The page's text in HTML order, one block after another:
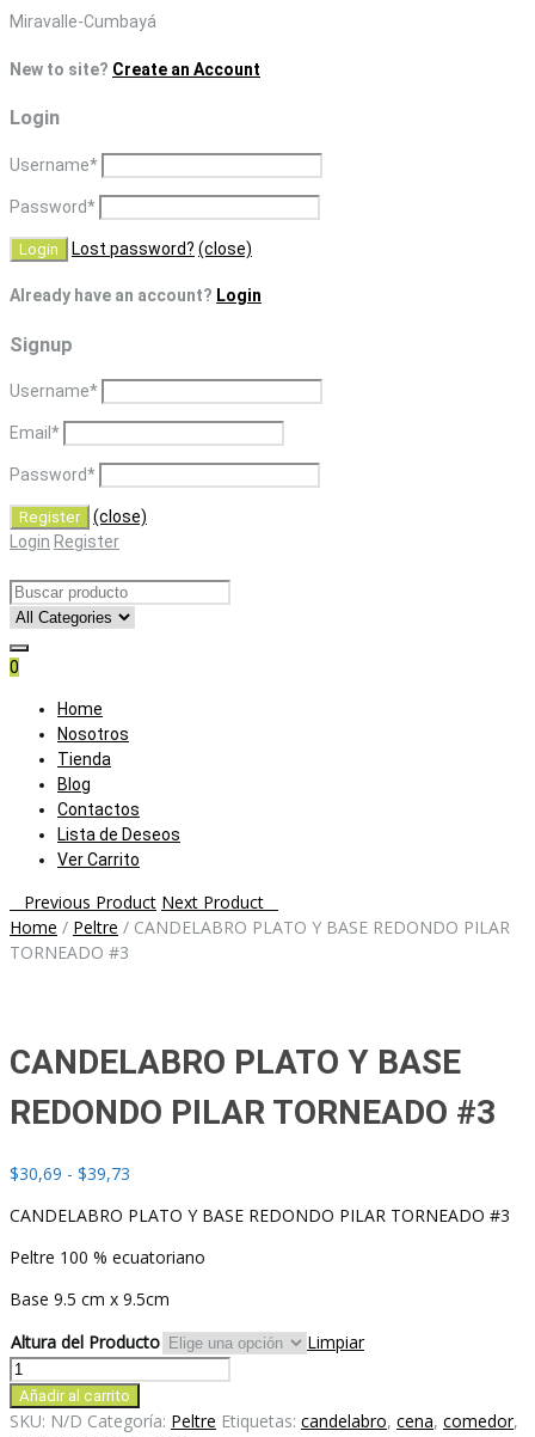
Skip
content
Miravalle-Cumbayá
New to site? Create an Account
Login
Username*
Password*
Lost password? (close)
Already have an account? Login
Signup
Username*
Email *
Password*
(close)
Login Register
0
Skip
content
Home
Nosotros
Tienda
Blog
Contactos
Lista de Deseos
Ver Carrito
Post
navigation
Previous Product Next Product
Home / Peltre / CANDELABRO PLATO Y BASE REDONDO PILAR
TORNEADO #3
CANDELABRO PLATO Y BASE
REDONDO PILAR TORNEADO #3
$30,69 - $39,73
precios:
desde
hasta
CANDELABRO PLATO Y BASE REDONDO PILAR TORNEADO #3
Peltre 100 % ecuatoriano
Base 9.5 cm x 9.5cm
Altura del Producto
Limpiar
CANDELABRO
PLATO
Y
Añadir al carrito
SKU: N/D Categoría: Peltre Etiquetas: candelabro, cena, comedor,